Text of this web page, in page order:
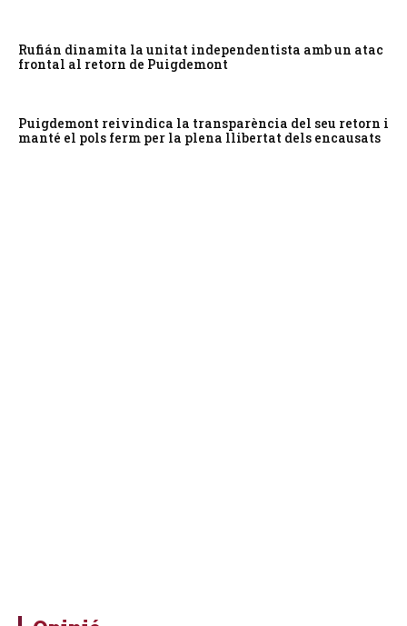
Rufián dinamita la unitat independentista amb un atac
frontal al retorn de Puigdemont
Puigdemont reivindica la transparència del seu retorn i
manté el pols ferm per la plena llibertat dels encausats